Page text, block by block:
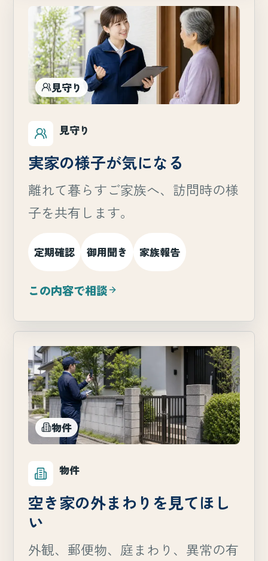
見守り
見守り
実家の様子が気になる
離れて暮らすご家族へ、訪問時の様
子を共有します。
定期確認 御用聞き 家族報告
この内容で相談
物件
物件
空き家の外まわりを見てほし
い
外観、郵便物、庭まわり、異常の有